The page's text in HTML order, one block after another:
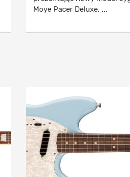
Moye Pacer Deluxe. ...